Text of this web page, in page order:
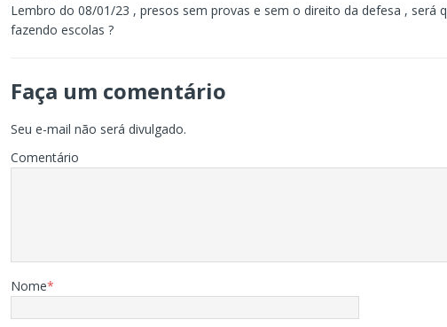
Lembro do 08/01/23 , presos sem provas e sem o direito da defesa , será
fazendo escolas ?
Faça um comentário
Seu e-mail não será divulgado.
Comentário
Nome*